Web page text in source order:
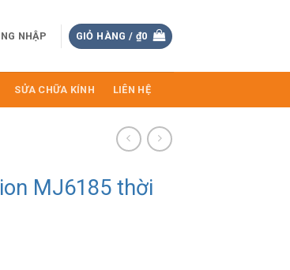
NHẬP GIỎ HÀNG / ₫0
SỬA CHỮA KÍNH LIÊN HỆ
MJ6185 thời